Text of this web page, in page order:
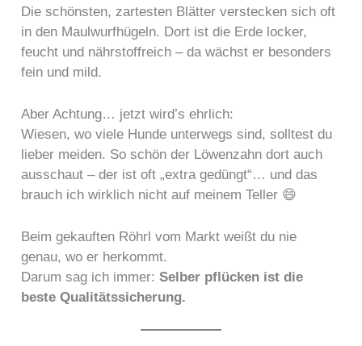
Die schönsten, zartesten Blätter verstecken sich oft
in den Maulwurfhügeln. Dort ist die Erde locker,
feucht und nährstoffreich – da wächst er besonders
fein und mild.
Aber Achtung… jetzt wird’s ehrlich:
Wiesen, wo viele Hunde unterwegs sind, solltest du
lieber meiden. So schön der Löwenzahn dort auch
ausschaut – der ist oft „extra gedüngt“… und das
brauch ich wirklich nicht auf meinem Teller 😄
Beim gekauften Röhrl vom Markt weißt du nie
genau, wo er herkommt.
Darum sag ich immer:Selber pflücken ist die
beste Qualitätssicherung.